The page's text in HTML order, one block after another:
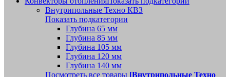
Внутрипольные Техно КВЗ
Показать подкатегории
Глубина 65 мм
Глубина 85 мм
Глубина 105 мм
Глубина 120 мм
Глубина 140 мм
Посмотреть все товары [Внутрипольные Техно